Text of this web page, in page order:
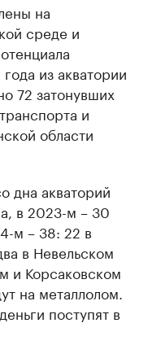
на
среде и
из акватории
72 затонувших
и
области
дна акваторий
в 2023-м – 30
м – 38: 22 в
в Невельском
и Корсаковском
на металлолом.
поступят в